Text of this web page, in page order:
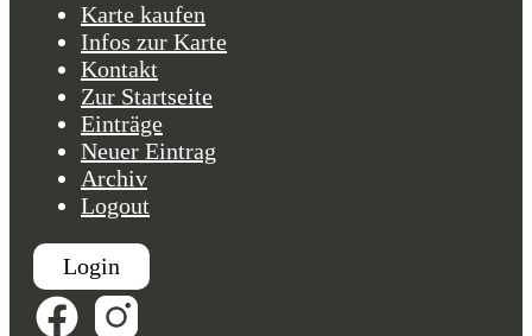
Karte kaufen
Infos zur Karte
Kontakt
Zur Startseite
Einträge
Neuer Eintrag
Archiv
Logout
Login